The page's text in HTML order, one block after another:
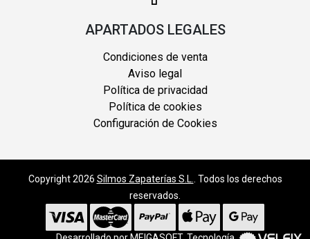
APARTADOS LEGALES
Condiciones de venta
Aviso legal
Política de privacidad
Política de cookies
Configuración de Cookies
Copyright 2026 Silmos Zapaterías S.L.
. Todos los derechos
reservados.